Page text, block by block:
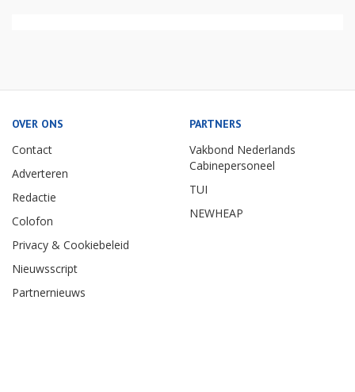
OVER ONS
Contact
Adverteren
Redactie
Colofon
Privacy & Cookiebeleid
Nieuwsscript
Partnernieuws
PARTNERS
Vakbond Nederlands
Cabinepersoneel
TUI
NEWHEAP